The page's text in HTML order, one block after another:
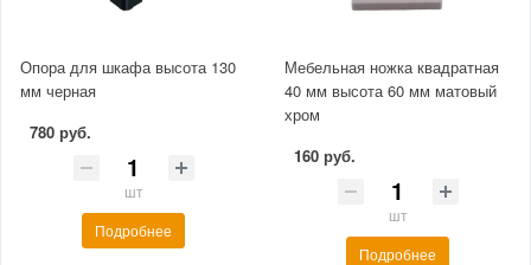
Опора для шкафа высота 130
мм черная
780 руб.
шт
Подробнее
Мебельная ножка квадратная
40 мм высота 60 мм матовый
хром
160 руб.
шт
Подробнее